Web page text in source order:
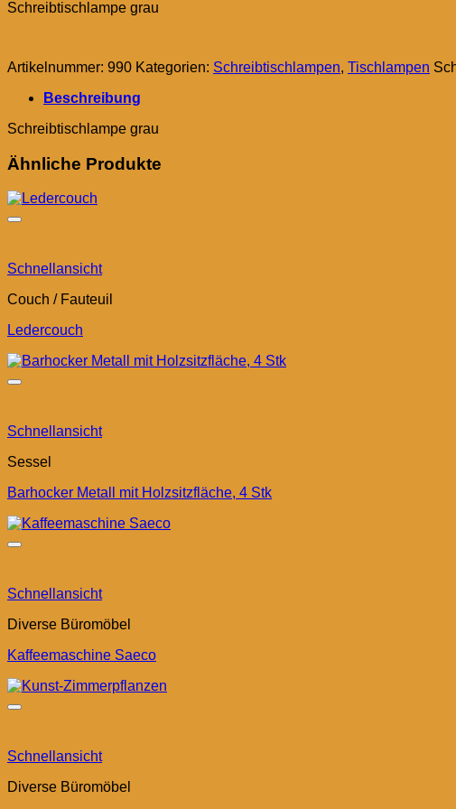
Schreibtischlampe grau
Artikelnummer: 990 Kategorien: Schreibtischlampen, Tischlampen
Beschreibung
Schreibtischlampe grau
Ähnliche Produkte
Schnellansicht
Couch / Fauteuil
Ledercouch
Schnellansicht
Sessel
Barhocker Metall mit Holzsitzfläche, 4 Stk
Schnellansicht
Diverse Büromöbel
Kaffeemaschine Saeco
Schnellansicht
Diverse Büromöbel